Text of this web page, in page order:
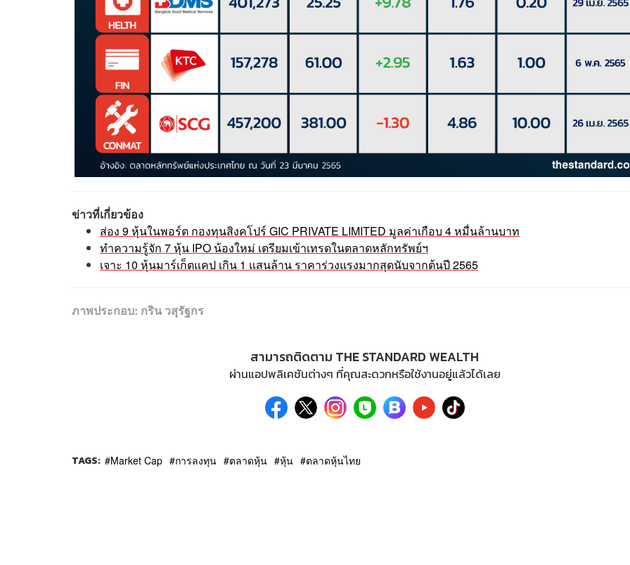
ข่าวที่เกี่ยวข้อง
ส่อง 9 หุ้นในพอร์ต กองทุนสิงคโปร์ GIC PRIVATE LIMITED มูลค่าเกือบ 4 หมื่นล้านบาท
ทำความรู้จัก 7 หุ้น IPO น้องใหม่ เตรียมเข้าเทรดในตลาดหลักทรัพย์ฯ
เจาะ 10 หุ้นมาร์เก็ตแคป เกิน 1 แสนล้าน ราคาร่วงแรงมากสุดนับจากต้นปี 2565
ภาพประกอบ: กริน วสุรัฐกร
สามารถติดตาม THE STANDARD WEALTH
ผ่านแอปพลิเคชันต่างๆ ที่คุณสะดวกหรือใช้งานอยู่แล้วได้เลย
TAGS: Market Cap การลงทุน ตลาดหุ้น หุ้น ตลาดหุ้นไทย